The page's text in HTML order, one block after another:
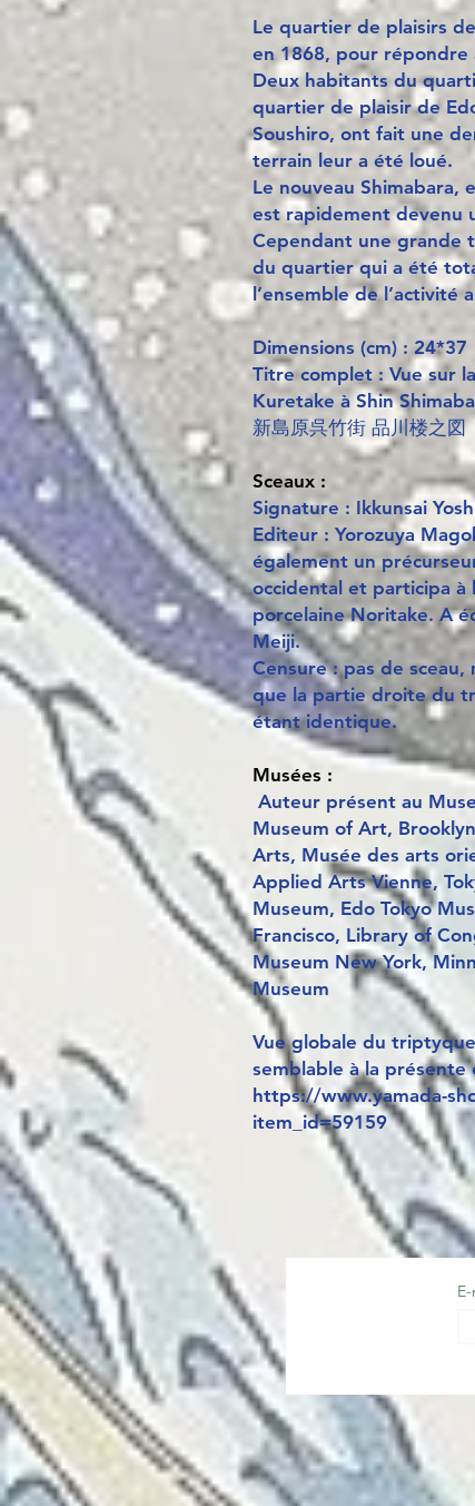
Le quartier de plaisirs
en 1868, pour répondre
Deux habitants du
quartier de plaisir de
Soushiro, ont fait une
terrain leur a été loué.
Le nouveau Shimabara,
est rapidement devenu
Cependant une grande
du quartier qui a été
l’ensemble de l’activité
Dimensions (cm) : 24*37
Titre complet : Vue sur
Kuretake à Shin
新島原呉竹街 品川楼之図
Sceaux :
Signature : Ikkunsai
Editeur : Yorozuya
également un
occidental et participa à
porcelaine Noritake. A
Meiji.
Censure : pas de
que la partie droite du
étant identique.
Musées :
Auteur présent au
Museum of Art,
Arts, Musée des arts
Applied Arts Vienne,
Museum, Edo Tokyo
Francisco, Library of
Museum New York,
Museum
Vue globale du
semblable à la présente
https://www.yamada-
item_id=59159